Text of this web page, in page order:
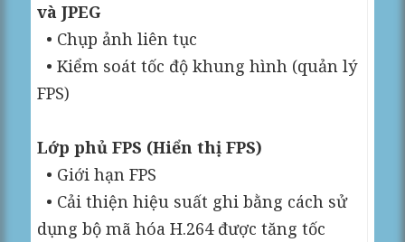
và JPEG
• Chụp ảnh liên tục
• Kiểm soát tốc độ khung hình (quản lý
FPS)
Lớp phủ FPS (Hiển thị FPS)
• Giới hạn FPS
• Cải thiện hiệu suất ghi bằng cách sử
dụng bộ mã hóa H.264 được tăng tốc